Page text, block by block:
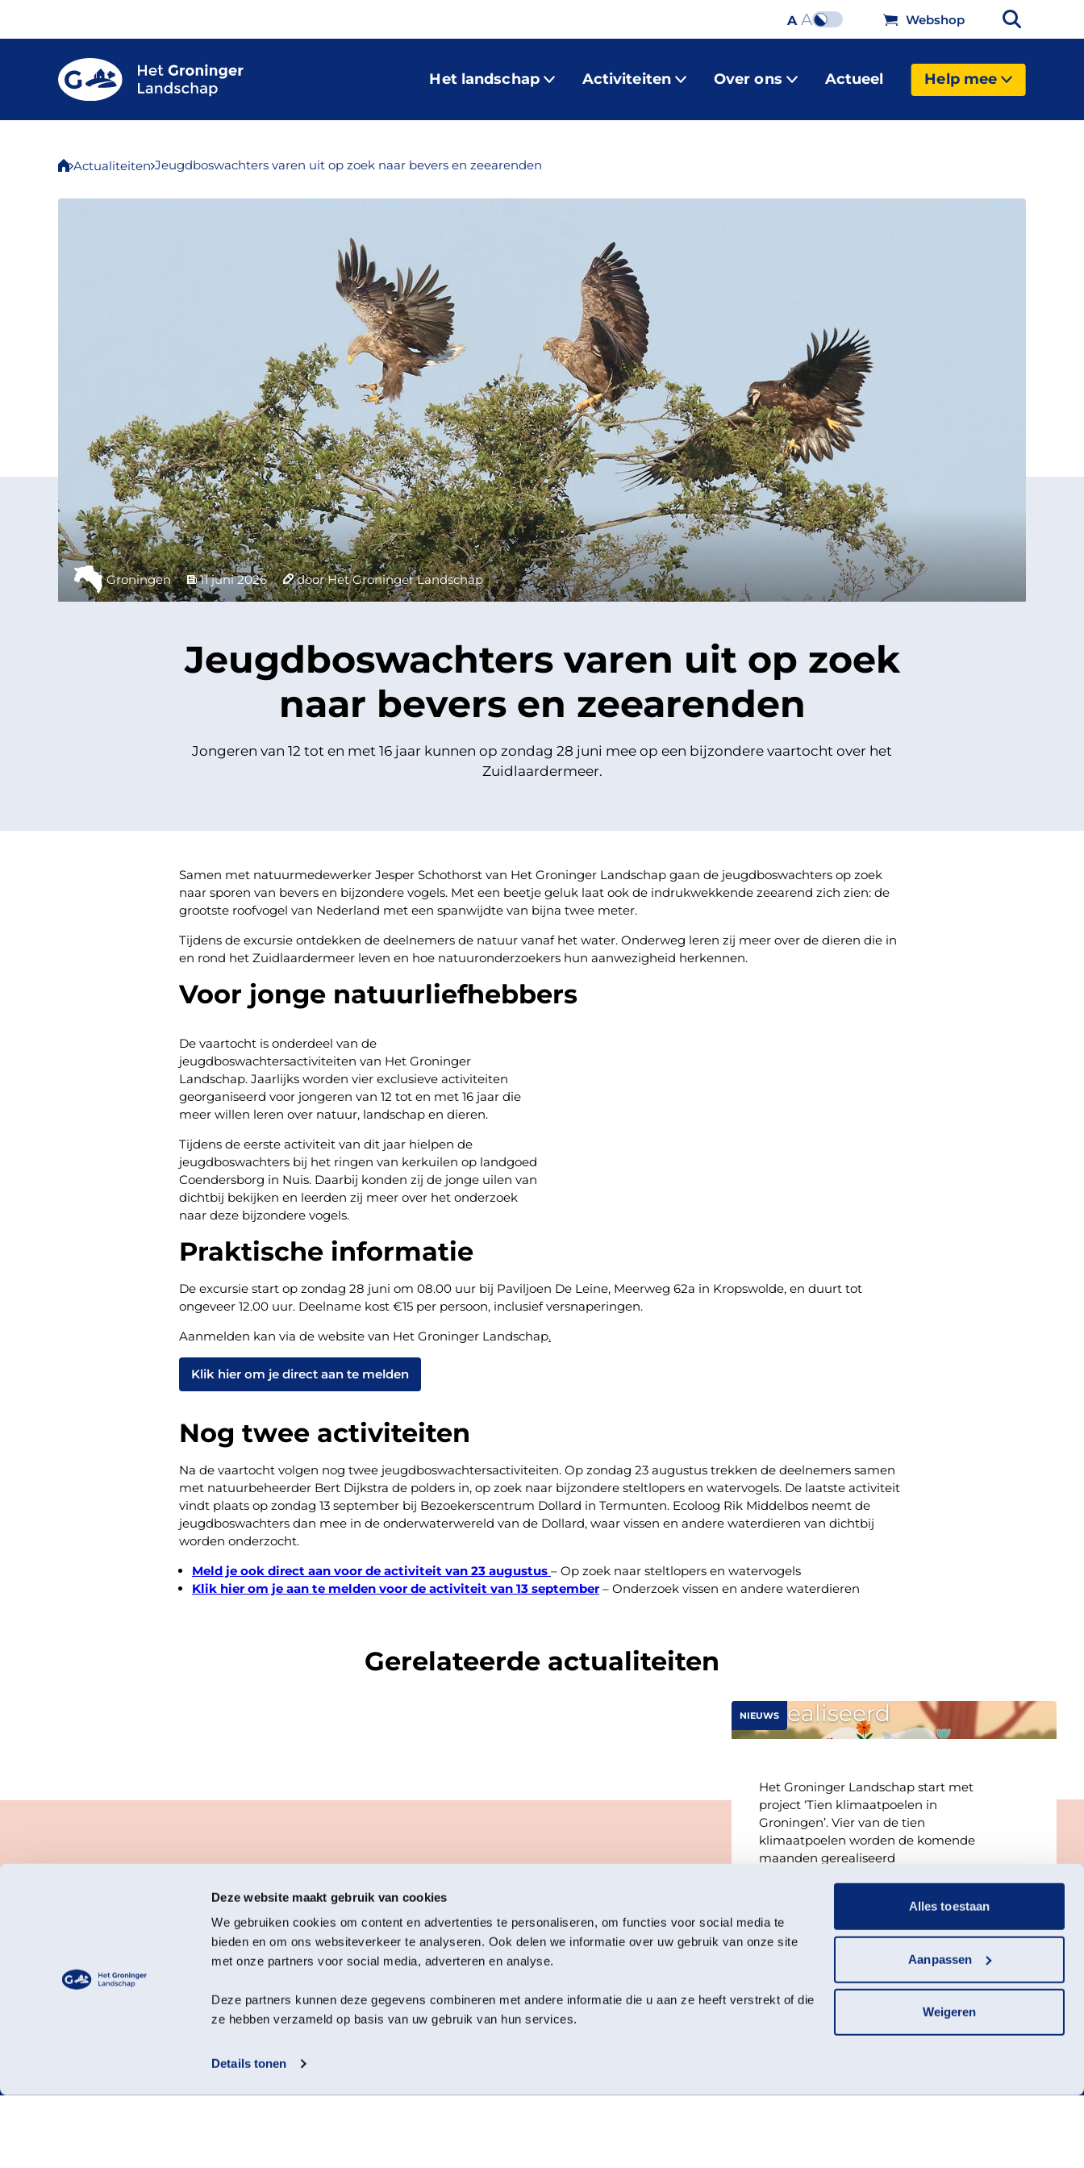
Deze website maakt gebruik van cookies
We gebruiken cookies om content en advertenties te personaliseren, om functies voor social media te
bieden en om ons websiteverkeer te analyseren. Ook delen we informatie over uw gebruik van onze site
met onze partners voor social media, adverteren en analyse.
Deze partners kunnen deze gegevens combineren met andere informatie die u aan ze heeft verstrekt of die
ze hebben verzameld op basis van uw gebruik van hun services.
Details tonen
Alles toestaan
Aanpassen
Weigeren
A A Webshop
Het landschap Activiteiten Over ons Actueel Help mee
Actualiteiten Jeugdboswachters varen uit op zoek naar bevers en zeearenden
Groningen 11 juni 2026 door Het Groninger Landschap
Jeugdboswachters varen uit op zoek
naar bevers en zeearenden
Jongeren van 12 tot en met 16 jaar kunnen op zondag 28 juni mee op een bijzondere vaartocht over het
Zuidlaardermeer.
Samen met natuurmedewerker Jesper Schothorst van Het Groninger Landschap gaan de jeugdboswachters op zoek
naar sporen van bevers en bijzondere vogels. Met een beetje geluk laat ook de indrukwekkende zeearend zich zien: de
grootste roofvogel van Nederland met een spanwijdte van bijna twee meter.
Tijdens de excursie ontdekken de deelnemers de natuur vanaf het water. Onderweg leren zij meer over de dieren die in
en rond het Zuidlaardermeer leven en hoe natuuronderzoekers hun aanwezigheid herkennen.
Voor jonge natuurliefhebbers
De vaartocht is onderdeel van de
jeugdboswachtersactiviteiten van Het Groninger
Landschap. Jaarlijks worden vier exclusieve activiteiten
georganiseerd voor jongeren van 12 tot en met 16 jaar die
meer willen leren over natuur, landschap en dieren.
Tijdens de eerste activiteit van dit jaar hielpen de
jeugdboswachters bij het ringen van kerkuilen op landgoed
Coendersborg in Nuis. Daarbij konden zij de jonge uilen van
dichtbij bekijken en leerden zij meer over het onderzoek
naar deze bijzondere vogels.
Praktische informatie
De excursie start op zondag 28 juni om 08.00 uur bij Paviljoen De Leine, Meerweg 62a in Kropswolde, en duurt tot
ongeveer 12.00 uur. Deelname kost €15 per persoon, inclusief versnaperingen.
Aanmelden kan via de website van Het Groninger Landschap.
Klik hier om je direct aan te melden
Nog twee activiteiten
Na de vaartocht volgen nog twee jeugdboswachtersactiviteiten. Op zondag 23 augustus trekken de deelnemers samen
met natuurbeheerder Bert Dijkstra de polders in, op zoek naar bijzondere steltlopers en watervogels. De laatste activiteit
vindt plaats op zondag 13 september bij Bezoekerscentrum Dollard in Termunten. Ecoloog Rik Middelbos neemt de
jeugdboswachters dan mee in de onderwaterwereld van de Dollard, waar vissen en andere waterdieren van dichtbij
worden onderzocht.
Meld je ook direct aan voor de activiteit van 23 augustus – Op zoek naar steltlopers en watervogels
Klik hier om je aan te melden voor de activiteit van 13 september– Onderzoek vissen en andere waterdieren
Gerelateerde actualiteiten
Werkzaamheden
herstel natteheide
landgoed Coendersborg
in volle gang
Winnaar jubileumactie
genietbinnenkort van
midweekverblijf op de
Coendersborg
bijzondere winactie: maak kans op […]
NIEUWS
gerealiseerd
Het Groninger Landschap start met
project ‘Tien klimaatpoelen in
Groningen’. Vier van de tien
klimaatpoelen worden de komende
maanden gerealiseerd
27 juli 2026
Bekijk alle actualiteiten
Mooi dichtbij.
Blijf op de hoogte van